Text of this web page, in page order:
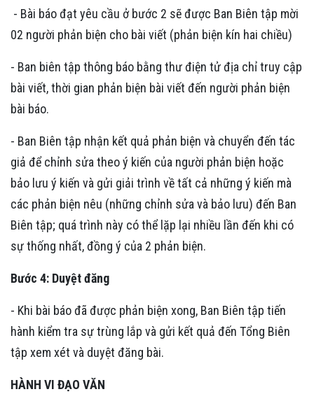
- Bài báo đạt yêu cầu ở bước 2 sẽ được Ban Biên tập mời
02 người phản biện cho bài viết (phản biện kín hai chiều)
- Ban biên tập thông báo bằng thư điện tử địa chỉ truy cập
bài viết, thời gian phản biện bài viết đến người phản biện
bài báo.
- Ban Biên tập nhận kết quả phản biện và chuyển đến tác
giả để chỉnh sửa theo ý kiến của người phản biện hoặc
bảo lưu ý kiến và gửi giải trình về tất cả những ý kiến mà
các phản biện nêu (những chỉnh sửa và bảo lưu) đến Ban
Biên tập; quá trình này có thể lặp lại nhiều lần đến khi có
sự thống nhất, đồng ý của 2 phản biện.
Bước 4: Duyệt đăng
- Khi bài báo đã được phản biện xong, Ban Biên tập tiến
hành kiểm tra sự trùng lắp và gửi kết quả đến Tổng Biên
tập xem xét và duyệt đăng bài.
HÀNH VI ĐẠO VĂN